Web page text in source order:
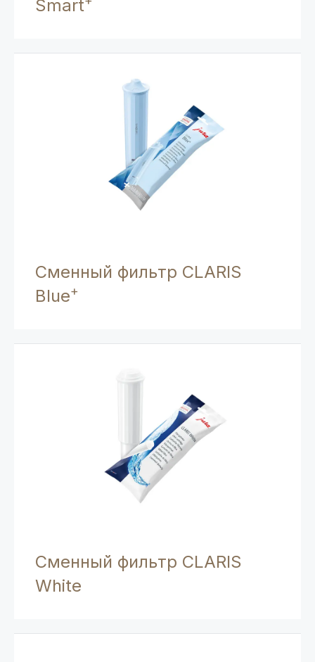
Smart
Сменный фильтр CLARIS
Blue+
Сменный фильтр CLARIS
White